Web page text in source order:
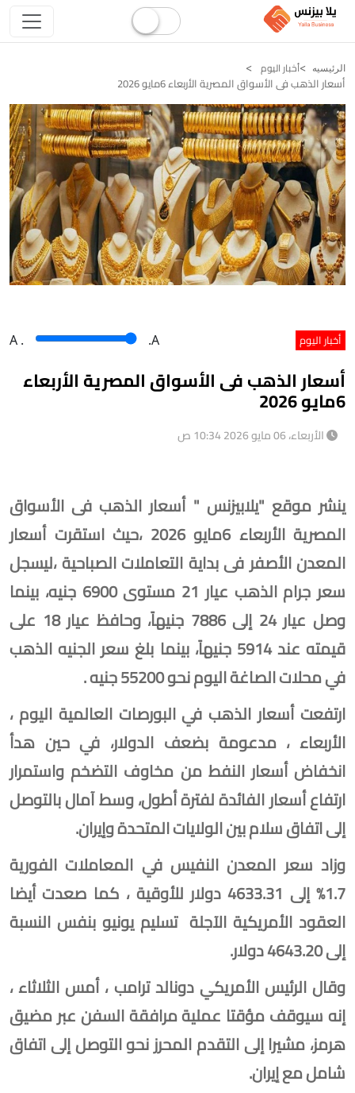
الرئيسيه أخبار اليوم
أسعار الذهب فى الأسواق المصرية الأربعاء 6مايو 2026
أخبار اليوم A . .A
أسعار الذهب فى الأسواق المصرية الأربعاء
6مايو 2026
الأربعاء، 06 مايو 2026 10:34 ص
ينشر موقع "يلابيزنس " أسعار الذهب فى الأسواق
المصرية الأربعاء 6مايو 2026 ،حيث استقرت أسعار
المعدن الأصفر فى بداية التعاملات الصباحية ،ليسجل
سعر جرام الذهب عيار 21 مستوى 6900 جنيه، بينما
وصل عيار 24 إلى 7886 جنيهاً، وحافظ عيار 18 على
قيمته عند 5914 جنيهاً، بينما بلغ سعر الجنيه الذهب
في محلات الصاغة اليوم نحو 55200 جنيه .
ارتفعت أسعار الذهب في البورصات العالمية اليوم ،
الأربعاء ، مدعومة بضعف الدولار، في حين هدأ
انخفاض أسعار النفط من مخاوف التضخم واستمرار
ارتفاع أسعار الفائدة لفترة أطول، وسط آمال بالتوصل
إلى اتفاق سلام بين الولايات المتحدة وإيران.
وزاد سعر المعدن النفيس في المعاملات الفورية
1.7% إلى 4633.31 دولار للأوقية ، كما صعدت أيضا
العقود الأمريكية الآجلة ⁠ تسليم يونيو بنفس النسبة
إلى 4643.20 دولار.
وقال الرئيس الأمريكي دونالد ترامب ، أمس الثلاثاء ،
إنه سيوقف مؤقتا عملية مرافقة السفن عبر مضيق
هرمز، مشيرا إلى التقدم المحرز نحو التوصل إلى اتفاق
شامل مع إيران.